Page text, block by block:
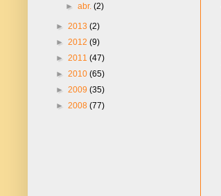
►abr.(2)
► 2013 (2)
► 2012 (9)
► 2011 (47)
► 2010 (65)
► 2009 (35)
► 2008 (77)